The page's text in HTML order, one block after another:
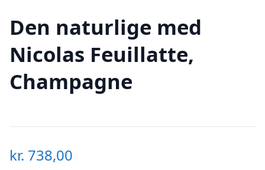
Den naturlige med
Nicolas Feuillatte,
Champagne
kr. 738,00